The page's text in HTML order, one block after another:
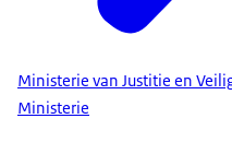
Ministerie van Justitie en
Ministerie